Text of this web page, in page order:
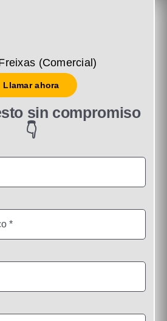
(Comercial)
Llamar ahora
sin compromiso
👇